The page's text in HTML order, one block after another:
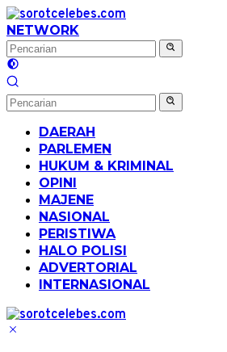
Langsung
ke
konten
NETWORK
DAERAH
PARLEMEN
HUKUM & KRIMINAL
OPINI
MAJENE
NASIONAL
PERISTIWA
HALO POLISI
ADVERTORIAL
INTERNASIONAL